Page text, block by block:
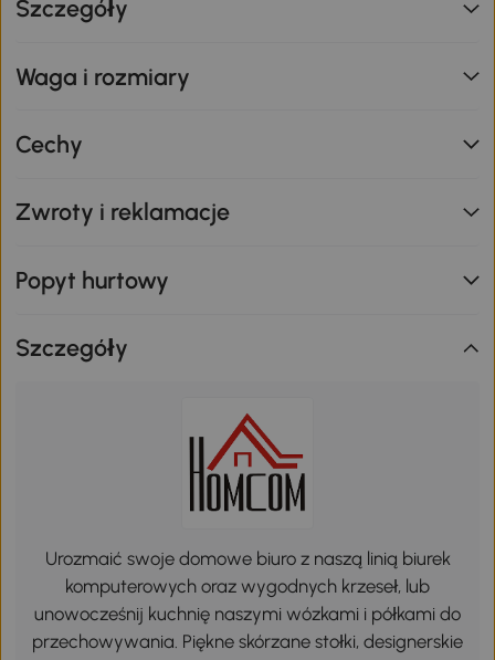
Szczegóły
Waga i rozmiary
Cechy
Zwroty i reklamacje
Popyt hurtowy
Szczegóły
Urozmaić swoje domowe biuro z naszą linią biurek
komputerowych oraz wygodnych krzeseł, lub
unowocześnij kuchnię naszymi wózkami i półkami do
przechowywania. Piękne skórzane stołki, designerskie